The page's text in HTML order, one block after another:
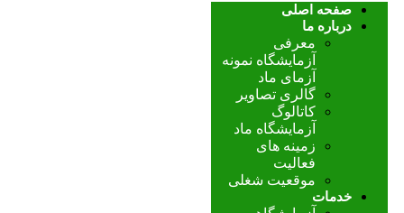
صفحه اصلی
درباره ما
معرفی
آزمایشگاه نمونه
آزمای ماد
گالری تصاویر
کاتالوگ
آزمایشگاه ماد
زمینه های
فعالیت
موقعیت شغلی
خدمات